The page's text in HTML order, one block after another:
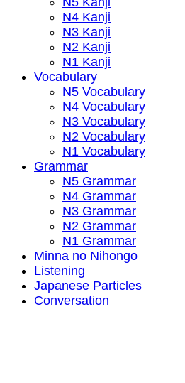
N4 Kanji
N3 Kanji
N2 Kanji
N1 Kanji
Vocabulary
N5 Vocabulary
N4 Vocabulary
N3 Vocabulary
N2 Vocabulary
N1 Vocabulary
Grammar
N5 Grammar
N4 Grammar
N3 Grammar
N2 Grammar
N1 Grammar
Minna no Nihongo
Listening
Japanese Particles
Conversation